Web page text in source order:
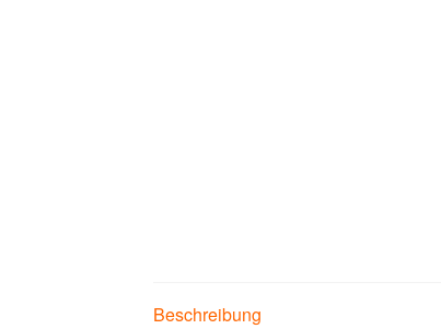
Beschreibung